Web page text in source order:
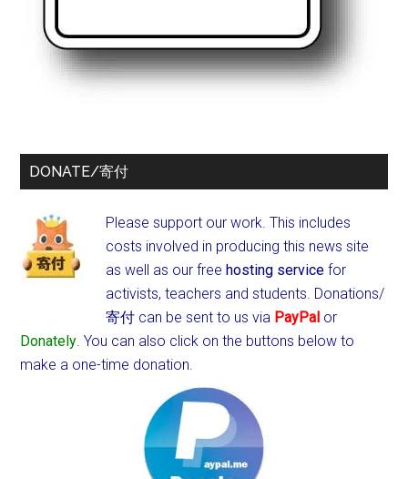
DONATE/寄付
Please support our work. This includes
costs involved in producing this news site
as well as our freehosting service for
activists, teachers and students. Donations/
寄付 can be sent to us via PayPal or
Donately. You can also click on the buttons below to
make a one-time donation.